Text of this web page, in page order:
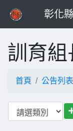
彰化
訓育組
首頁 公告列表